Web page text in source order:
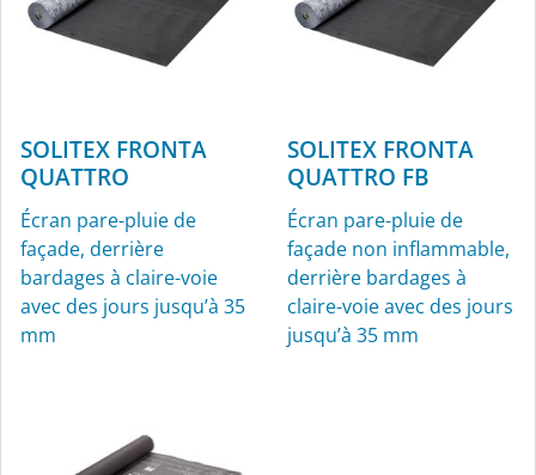
KAFLEX
Manchettes pour câbles,
Ø 4,8 à 12 mm, pour
l’intérieur et l’extérieur
ROFLEX
Manchettes pour
conduits pour l’intérieur
et l’extérieur
SOLITEX FRONTA
QUATTRO
Écran pare-pluie de
façade, derrière
bardages à claire-voie
avec des jours jusqu’à 35
mm
SOLITEX FRONTA
QUATTRO FB
Écran pare-pluie de
façade non inflammable,
derrière bardages à
claire-voie avec des jours
jusqu’à 35 mm